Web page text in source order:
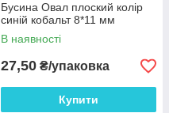
Бусина Овал плоский колір
синій кобальт 8*11 мм
В наявності
27,50 ₴/упаковка
Купити